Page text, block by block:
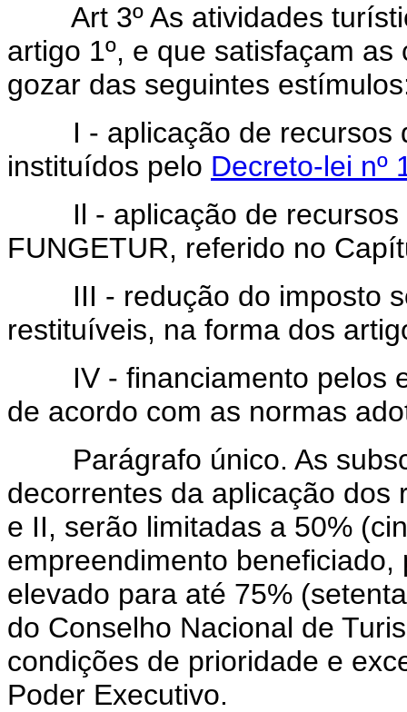
Art 3º As atividades
artigo 1º, e que satisfaçam
gozar das seguintes
I - aplicação de recursos
instituídos pelo Decreto-lei nº
Il - aplicação de recursos
FUNGETUR, referido no
III - redução do imposto
restituíveis, na forma dos
IV - financiamento pelos
de acordo com as normas
Parágrafo único. As
decorrentes da aplicação dos
e II, serão limitadas a 50%
empreendimento
elevado para até 75%
do Conselho Nacional de
condições de prioridade e
Poder Executivo.